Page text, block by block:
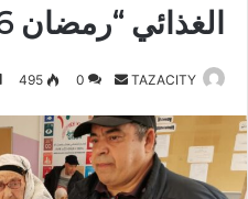
الغذائي “رمضان 1446 هـ”
TAZACITY
س
ل
ب
0
495